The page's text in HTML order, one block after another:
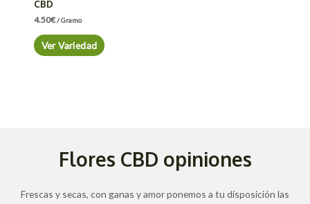
CBD
4.50€/ Gramo
Ver Variedad
Flores CBD opiniones
Frescas y secas, con ganas y amor ponemos a tu disposición las